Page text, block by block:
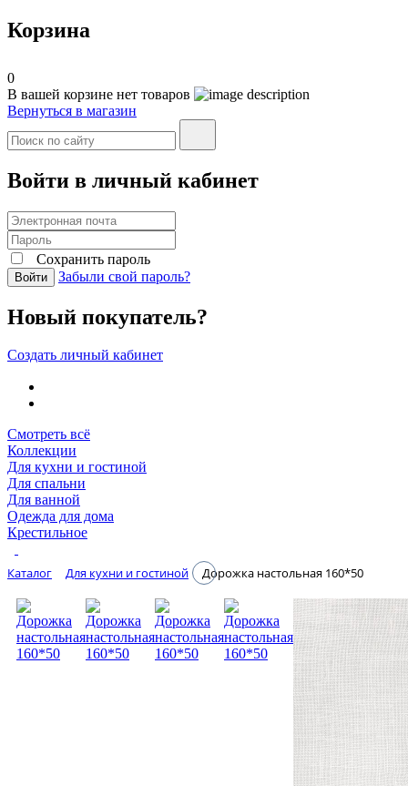
Корзина
0
В вашей корзине нет товаров
Вернуться в магазин
Войти в личный кабинет
Сохранить пароль
Войти Забыли свой пароль?
Новый покупатель?
Создать личный кабинет
Смотреть всё
Коллекции
Для кухни и гостиной
Для спальни
Для ванной
Одежда для дома
Крестильное
Каталог Для кухни и гостиной Дорожка настольная 160*50